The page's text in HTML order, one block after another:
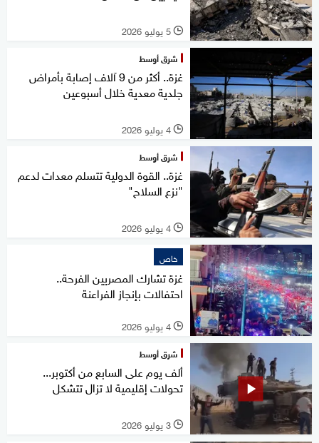
l 5 يوليو 2026
شرق أوسط
غزة.. أكثر من 9 آلاف إصابة بأمراض
جلدية معدية خلال أسبوعين
l 4 يوليو 2026
شرق أوسط
غزة.. القوة الدولية تتسلم معدات لدعم
"نزع السلاح"
l 4 يوليو 2026
خاص
غزة تشارك المصريين الفرحة..
احتفالات بإنجاز الفراعنة
l 4 يوليو 2026
شرق أوسط
ألف يوم على السابع من أكتوبر...
تحولات إقليمية لا تزال تتشكل
l 3 يوليو 2026